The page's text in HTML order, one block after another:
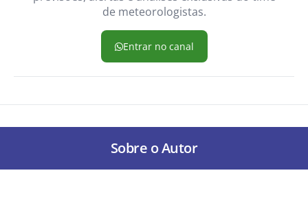
de meteorologistas.
Entrar no canal
Sobre o Autor